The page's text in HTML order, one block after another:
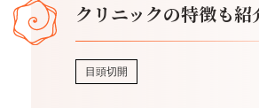
目頭切開
クリニックの特徴も紹